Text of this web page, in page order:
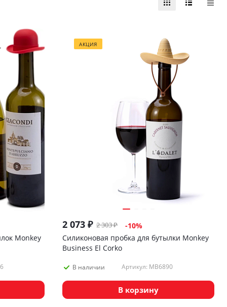
Monkey
АКЦИЯ
2 073 ₽ 2 303₽ -10%
Силиконовая пробка для бутылки Monkey
Business El Corko
В наличии Артикул: MB6890
В корзину